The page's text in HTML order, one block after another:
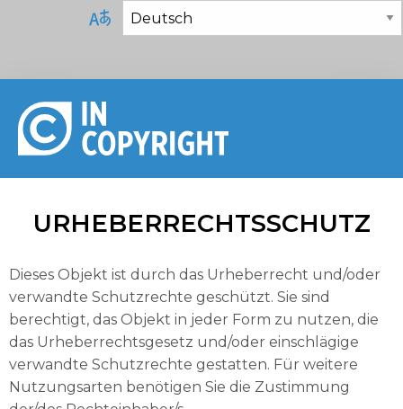
URHEBERRECHTSSCHUTZ
Dieses Objekt ist durch das Urheberrecht und/oder
verwandte Schutzrechte geschützt. Sie sind
berechtigt, das Objekt in jeder Form zu nutzen, die
das Urheberrechtsgesetz und/oder einschlägige
verwandte Schutzrechte gestatten. Für weitere
Nutzungsarten benötigen Sie die Zustimmung